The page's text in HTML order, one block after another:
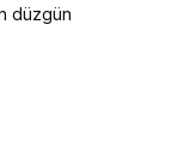
düzgün